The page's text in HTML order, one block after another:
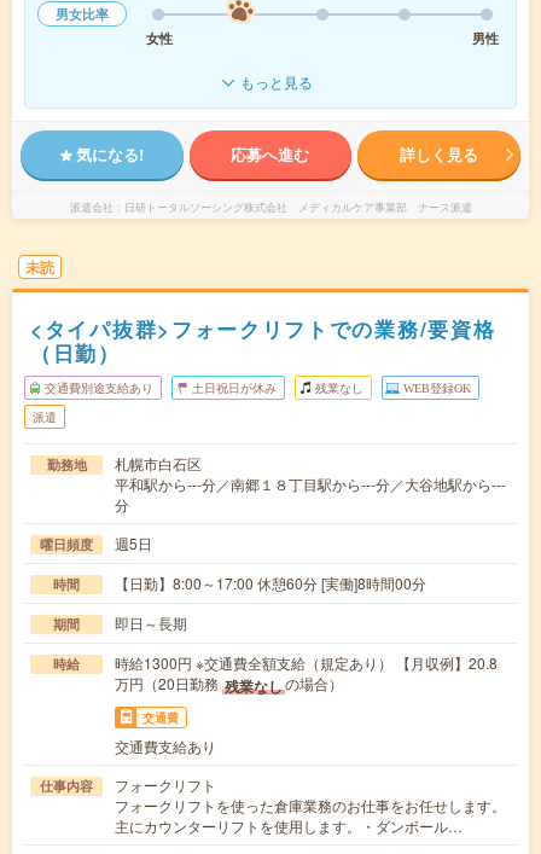
男女比率
女性
男性
もっと見る
気になる! 応募へ進む 詳しく見る
派遣会社 日研トータルソーシング株式会社 メディカルケア事業部 ナース派遣
未読
<タイパ抜群>フォークリフトでの業務/要資格
（日勤）
交通費別途支給あり 土日祝日が休み 残業なし WEB登録OK
派遣
勤務地
札幌市白石区
平和駅から---分／南郷１８丁目駅から---分／大谷地駅から---
分
曜日頻度 週5日
時間 【日勤】8:00～17:00 休憩60分 [実働]8時間00分
期間 即日～長期
時給
時給1300円 ※交通費全額支給（規定あり） 【月収例】20.8
万円（20日勤務 残業なしの場合）
交通費
交通費支給あり
仕事内容
フォークリフト
フォークリフトを使った倉庫業務のお仕事をお任せします。
主にカウンターリフトを使用します。・ダンボール…